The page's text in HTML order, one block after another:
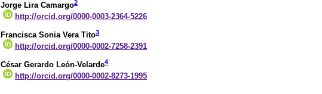
Jorge Lira Camargo2
http://orcid.org/0000-0003-2364-5226
Francisca Sonia Vera Tito3
http://orcid.org/0000-0002-7258-2391
César Gerardo León-Velarde4
http://orcid.org/0000-0002-8273-1995